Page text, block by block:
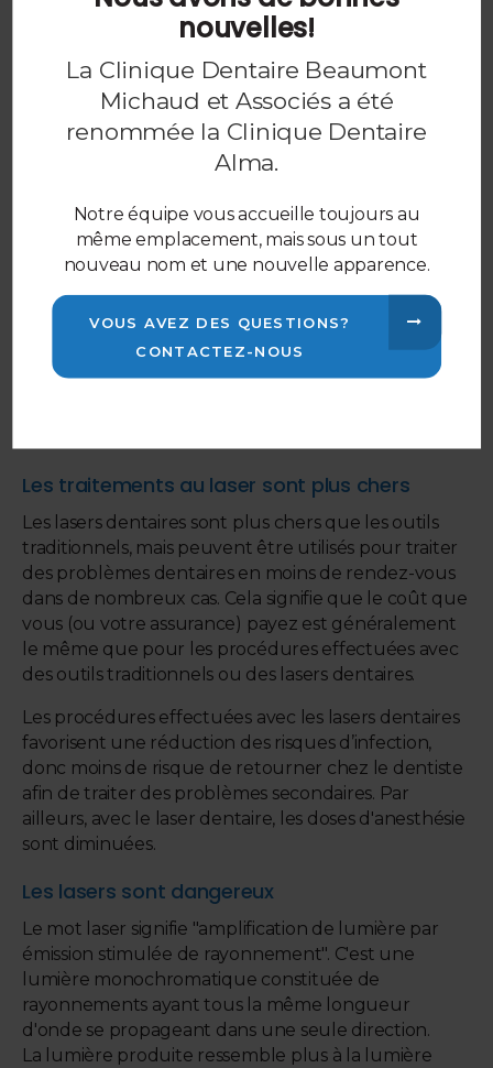
protection spéciales pour protéger ses yeux des
rayons lumineux. Les lasers dentaires sont conçus
pour être très précis, ce qui signifie que les zones
environnantes sont moins susceptibles d'être
collatéraux.
Il existe de nombreux mythes sur les lasers,
notamment :
Les lasers ne sont pas sûrs
Comme mentionné ci-dessus, les lasers sont
sécuritaires, car ils sont testés et nécessitent une
Les traitements au laser sont plus chers
Les lasers dentaires sont plus chers que les outils
traditionnels, mais peuvent être utilisés pour traiter
des problèmes dentaires en moins de rendez-vous
dans de nombreux cas. Cela signifie que le coût que
vous (ou votre assurance) payez est généralement
le même que pour les procédures effectuées avec
des outils traditionnels ou des lasers dentaires.
Les procédures effectuées avec les lasers dentaires
favorisent une réduction des risques d’infection,
donc moins de risque de retourner chez le dentiste
afin de traiter des problèmes secondaires. Par
ailleurs, avec le laser dentaire, les doses d'anesthésie
sont diminuées.
Les lasers sont dangereux
Le mot laser signifie "amplification de lumière par
émission stimulée de rayonnement". C'est une
lumière monochromatique constituée de
rayonnements ayant tous la même longueur
d'onde se propageant dans une seule direction.
La lumière produite ressemble plus à la lumière
nouvelles!
La Clinique Dentaire Beaumont
Michaud et Associés a été
renommée la Clinique Dentaire
Alma.
Notre équipe vous accueille toujours au
même emplacement, mais sous un tout
nouveau nom et une nouvelle apparence.
VOUS AVEZ DES QUESTIONS?
CONTACTEZ-NOUS